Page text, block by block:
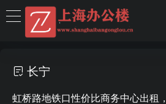
长宁
虹桥路地铁口性价比商务中心出租